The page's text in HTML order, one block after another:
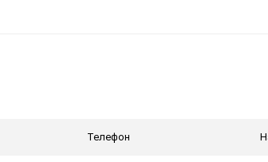
Телефон